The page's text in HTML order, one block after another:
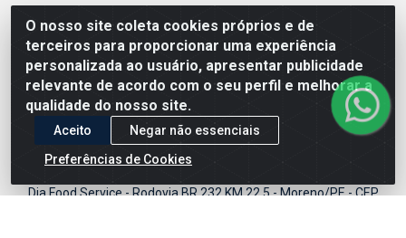
O nosso site coleta cookies próprios e de
terceiros para proporcionar uma experiência
personalizada ao usuário, apresentar publicidade
relevante de acordo com o seu perfil e melhorar a
qualidade do nosso site.
Aceito
Negar não essenciais
Preferências de Cookies
instagram.com/diafoodservice
Site Seguro
Dia Food Service - Rodovia BR 232 KM 22,5 - Moreno/PE - CEP